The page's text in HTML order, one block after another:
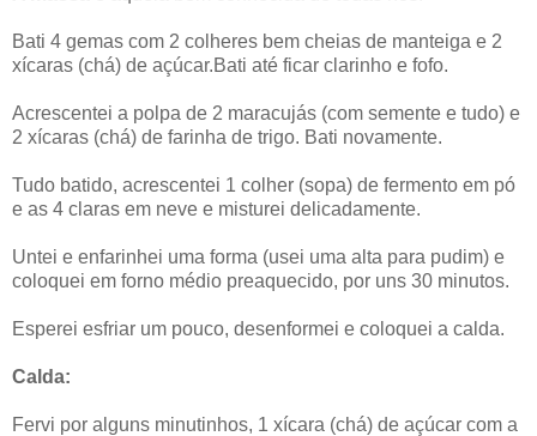
Bati 4 gemas com 2 colheres bem cheias de manteiga e 2
xícaras (chá) de açúcar.Bati até ficar clarinho e fofo.
Acrescentei a polpa de 2 maracujás (com semente e tudo) e
2 xícaras (chá) de farinha de trigo. Bati novamente.
Tudo batido, acrescentei 1 colher (sopa) de fermento em pó
e as 4 claras em neve e misturei delicadamente.
Untei e enfarinhei uma forma (usei uma alta para pudim) e
coloquei em forno médio preaquecido, por uns 30 minutos.
Esperei esfriar um pouco, desenformei e coloquei a calda.
Calda:
Fervi por alguns minutinhos, 1 xícara (chá) de açúcar com a